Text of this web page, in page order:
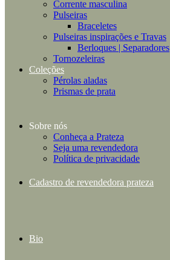
Corrente masculina
Pulseiras
Braceletes
Pulseiras inspirações e Travas
Berloques | Separadores
Tornozeleiras
Coleções
Pérolas aladas
Prismas de prata
Sobre nós
Conheça a Prateza
Seja uma revendedora
Política de privacidade
Cadastro de revendedora prateza
Bio